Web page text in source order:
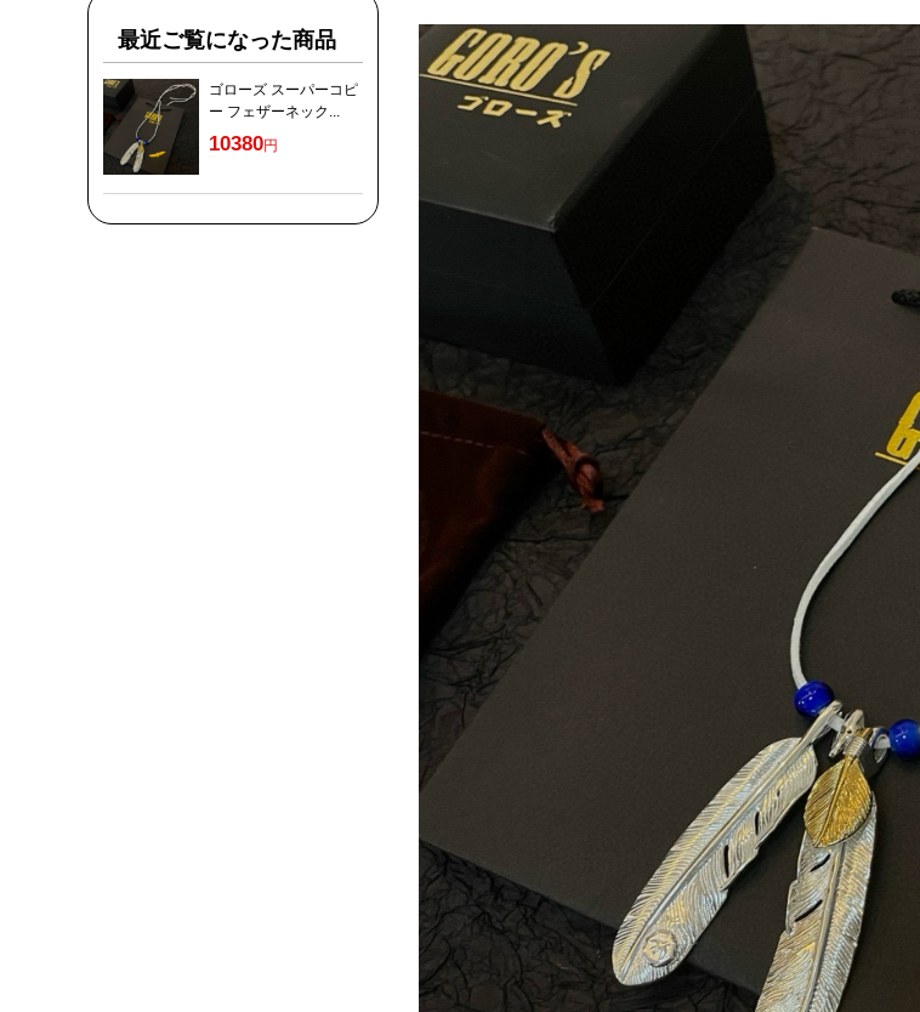
最近ご覧になった商品
ゴローズ スーパーコピ
ー フェザーネック...
10380円